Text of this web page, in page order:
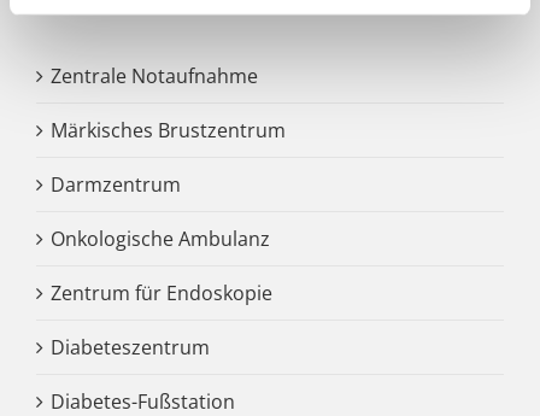
Zentrale Notaufnahme
Märkisches Brustzentrum
Darmzentrum
Onkologische Ambulanz
Zentrum für Endoskopie
Diabeteszentrum
Diabetes-Fußstation